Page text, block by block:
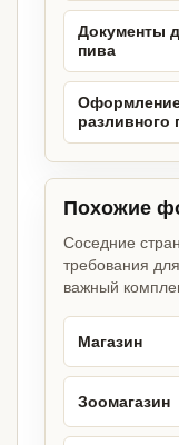
Документы
пива
Оформление
разливного
Похожие
Соседние
требования
важный
Магазин
Зоомагазин